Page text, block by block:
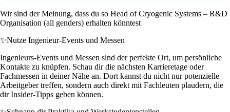
Wir sind der Meinung, dass du so Head of Cryogenic Systems – R&D
Organisation (all genders) erhalten könntest
✨Nutze Ingenieur-Events und Messen
Ingenieurs-Events und Messen sind der perfekte Ort, um persönliche
Kontakte zu knüpfen. Schau dir die nächsten Karrieretage oder
Fachmessen in deiner Nähe an. Dort kannst du nicht nur potenzielle
Arbeitgeber treffen, sondern auch direkt mit Fachleuten plaudern, die
dir Insider-Tipps geben können.